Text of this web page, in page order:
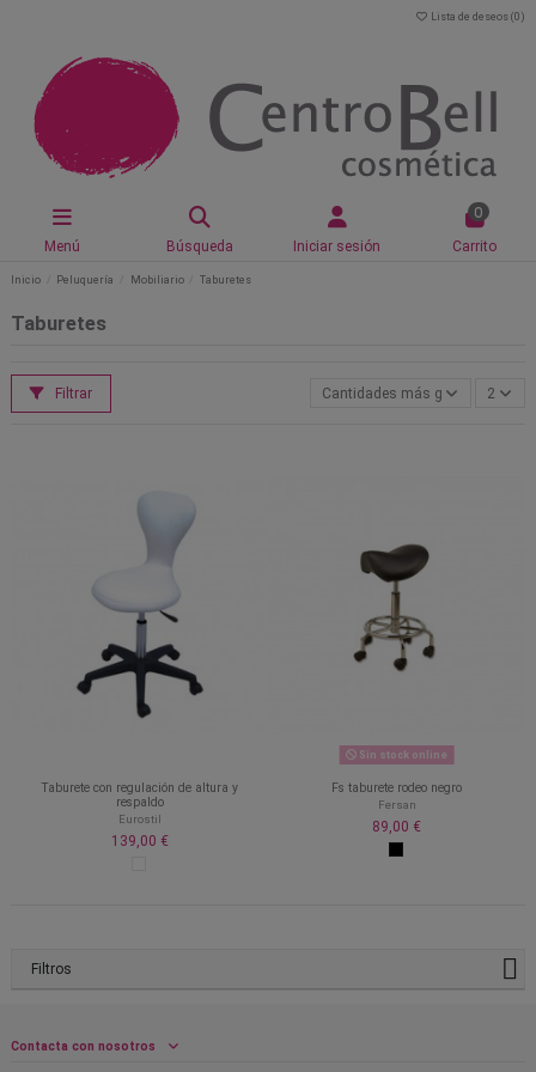
Lista de deseos (0 )
Menú Búsqueda Iniciar sesión
0
Carrito
Inicio Peluquería Mobiliario Taburetes
Taburetes
Filtrar Cantidades más grandes2
Taburete con regulación de altura y
respaldo
Eurostil
139,00 €
Sin stock online
Fs taburete rodeo negro
Fersan
89,00 €
Filtros
Contacta con nosotros